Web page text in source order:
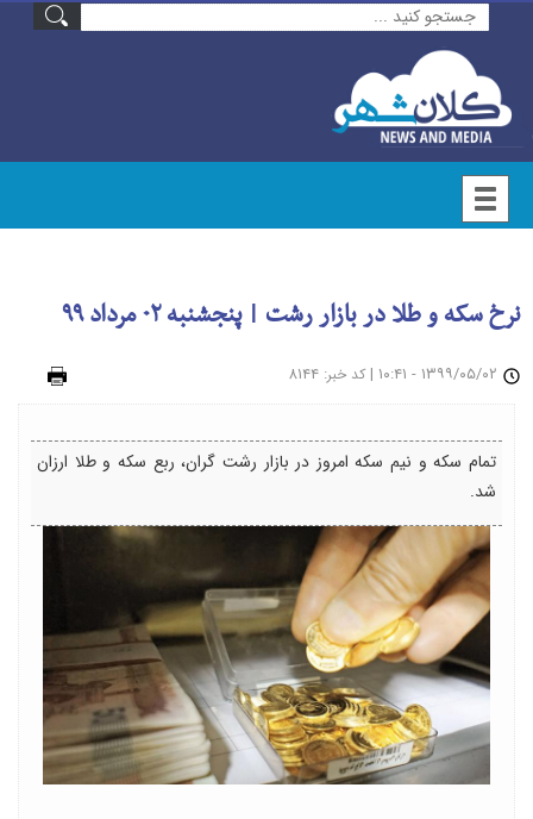
نرخ سکه و طلا در بازار رشت | پنجشنبه ۰۲ مرداد ۹۹
| کد خبر: ۸۱۴۴
تمام سکه و نیم سکه امروز در بازار رشت گران، ربع سکه و طلا ارزان
شد.